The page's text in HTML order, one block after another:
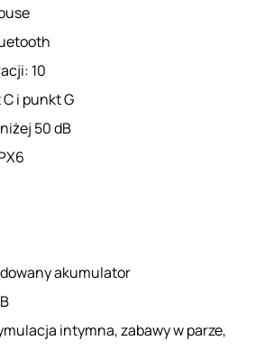
10
i punkt G
50 dB
akumulator
intymna, zabawy w parze,